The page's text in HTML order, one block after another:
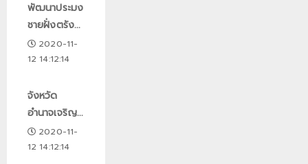
พัฒนาประมง
ชายฝั่งตรัง...
2020-11-
12 14:12:14
จังหวัด
อำนาจเจริญ...
2020-11-
12 14:12:14